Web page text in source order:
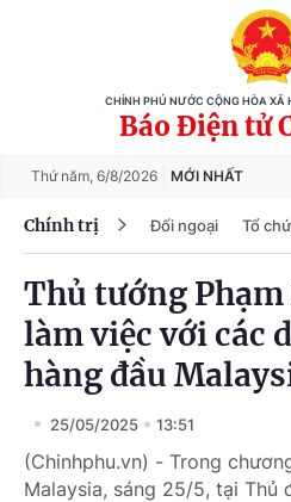
CHÍNH PHỦ NƯỚC CỘNG HÒA XÃ
Báo Điện tử
Thứ năm, 6/8/2026 MỚI NHẤT
Chính trị Đối ngoại Tổ
Thủ tướng
làm việc với các
hàng đầu
25/05/2025 13:51
(Chinhphu.vn) - Trong
Malaysia, sáng 25/5, tại Thủ